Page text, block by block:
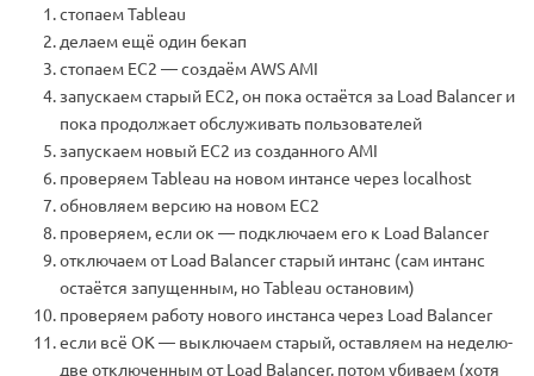
стопаем Tableau
делаем ещё один бекап
стопаем EC2 — создаём AWS AMI
запускаем старый EC2, он пока остаётся за Load Balancer и
пока продолжает обслуживать пользователей
запускаем новый EC2 из созданного AMI
проверяем Tableau на новом интансе через localhost
обновляем версию на новом EC2
проверяем, если ок — подключаем его к Load Balancer
отключаем от Load Balancer старый интанс (сам интанс
остаётся запущенным, но Tableau остановим)
проверяем работу нового инстанса через Load Balancer
если всё ОК — выключаем старый, оставляем на неделю-
две отключенным от Load Balancer, потом убиваем (хотя